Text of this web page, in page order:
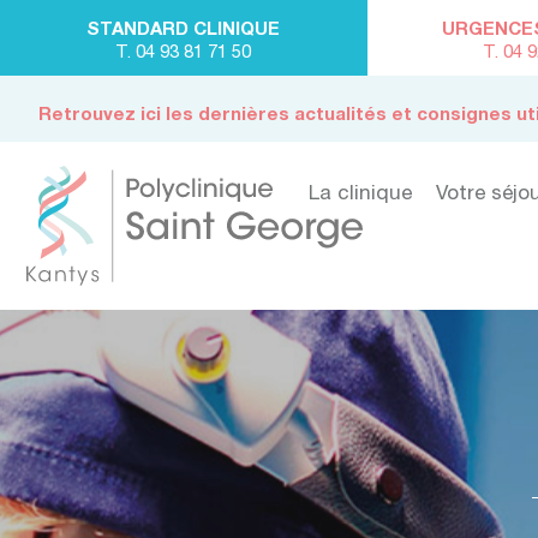
STANDARD CLINIQUE
T. 04 93 81 71 50
T. 04
Retrouvez ici les dernières actualités et consignes
La clinique Votre